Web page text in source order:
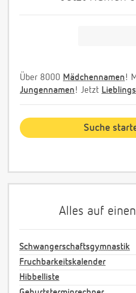
Über 8000 Mädchennamen!
Jungennamen! Jetzt
Alles auf
Schwangerschaftsgymnastik
Fruchbarkeitskalender
Hibbelliste